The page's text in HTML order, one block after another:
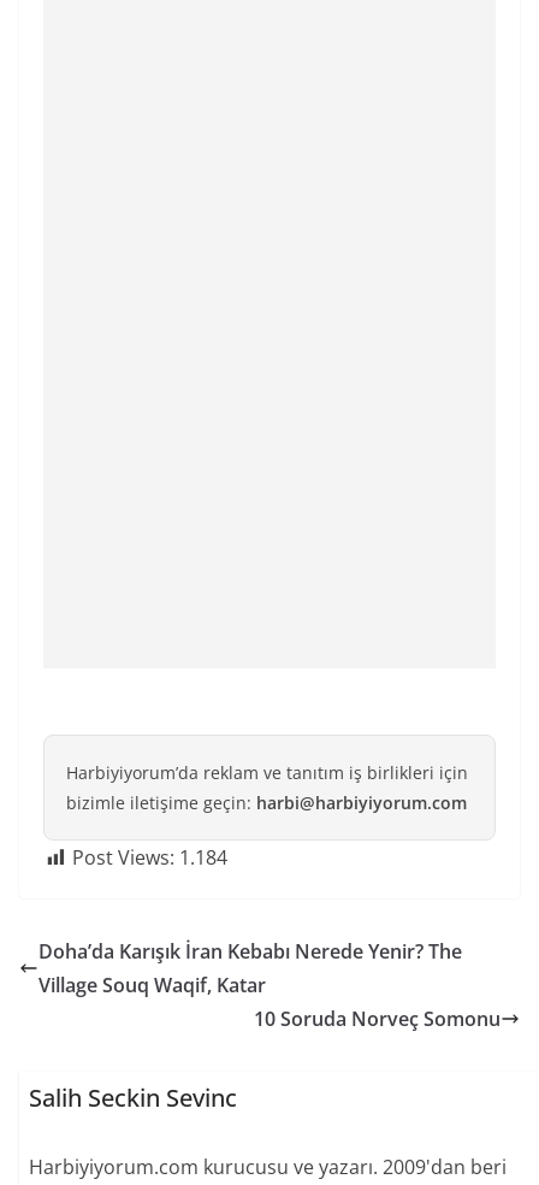
Harbiyiyorum’da reklam ve tanıtım iş birlikleri için
bizimle iletişime geçin: harbi@harbiyiyorum.com
Post Views: 1.184
Doha’da Karışık İran Kebabı Nerede Yenir? The
Village Souq Waqif, Katar
10 Soruda Norveç Somonu
Salih Seckin Sevinc
Harbiyiyorum.com kurucusu ve yazarı. 2009'dan beri